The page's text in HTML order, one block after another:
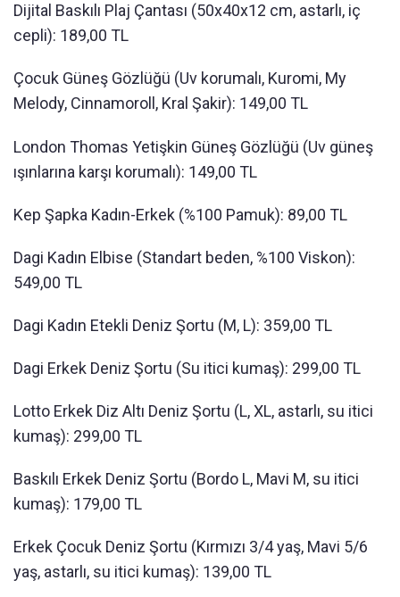
Dijital Baskılı Plaj Çantası (50x40x12 cm, astarlı, iç
cepli): 189,00 TL
Çocuk Güneş Gözlüğü (Uv korumalı, Kuromi, My
Melody, Cinnamoroll, Kral Şakir): 149,00 TL
London Thomas Yetişkin Güneş Gözlüğü (Uv güneş
ışınlarına karşı korumalı): 149,00 TL
Kep Şapka Kadın-Erkek (%100 Pamuk): 89,00 TL
Dagi Kadın Elbise (Standart beden, %100 Viskon):
549,00 TL
Dagi Kadın Etekli Deniz Şortu (M, L): 359,00 TL
Dagi Erkek Deniz Şortu (Su itici kumaş): 299,00 TL
Lotto Erkek Diz Altı Deniz Şortu (L, XL, astarlı, su itici
kumaş): 299,00 TL
Baskılı Erkek Deniz Şortu (Bordo L, Mavi M, su itici
kumaş): 179,00 TL
Erkek Çocuk Deniz Şortu (Kırmızı 3/4 yaş, Mavi 5/6
yaş, astarlı, su itici kumaş): 139,00 TL